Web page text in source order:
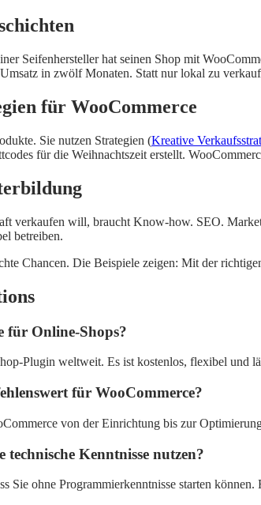
Seifenhersteller hat seinen Shop mit
in zwölf Monaten. Statt nur lokal zu
für WooCommerce
Sie nutzen Strategien (Kreative
für die Weihnachtszeit erstellt.
verkaufen will, braucht Know-how. SEO.
betreiben.
Chancen. Die Beispiele zeigen: Mit der
für Online-Shops?
Plugin weltweit. Es ist kostenlos, flexibel und
für WooCommerce?
von der Einrichtung bis zur
Kenntnisse nutzen?
Sie ohne Programmierkenntnisse starten